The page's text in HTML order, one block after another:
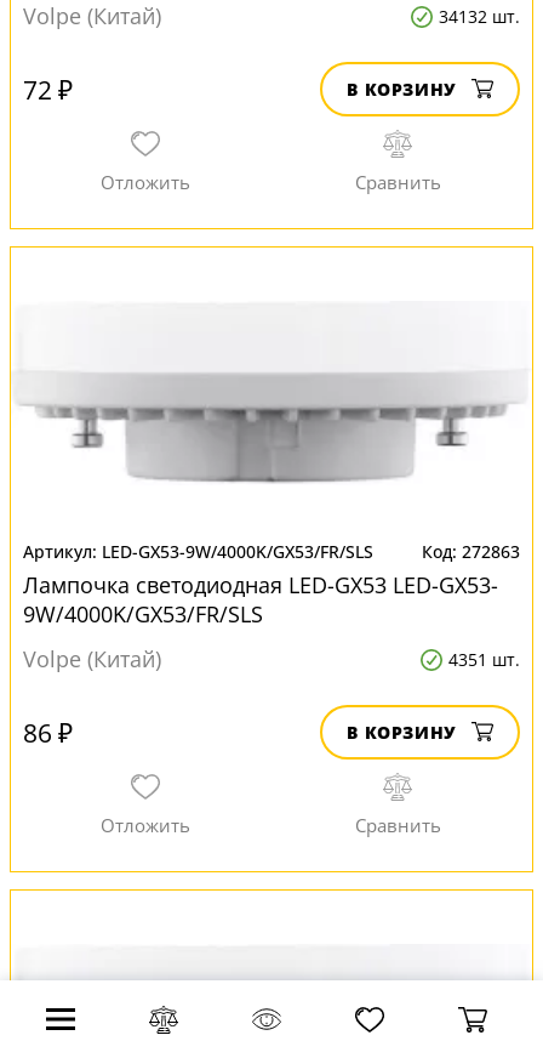
Volpe (Китай)
34132 шт.
72 ₽ В КОРЗИНУ
LED-GX53-9W/4000K/GX53/FR/SLS 272863
Лампочка светодиодная LED-GX53 LED-GX53-
9W/4000K/GX53/FR/SLS
Volpe (Китай)
4351 шт.
86 ₽ В КОРЗИНУ